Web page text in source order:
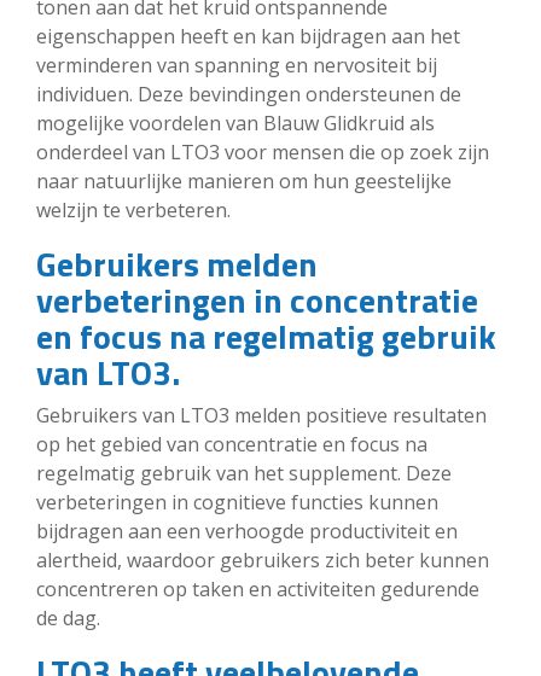
tonen aan dat het kruid ontspannende
eigenschappen heeft en kan bijdragen aan het
verminderen van spanning en nervositeit bij
individuen. Deze bevindingen ondersteunen de
mogelijke voordelen van Blauw Glidkruid als
onderdeel van LTO3 voor mensen die op zoek zijn
naar natuurlijke manieren om hun geestelijke
welzijn te verbeteren.
Gebruikers melden
verbeteringen in concentratie
en focus na regelmatig gebruik
van LTO3.
Gebruikers van LTO3 melden positieve resultaten
op het gebied van concentratie en focus na
regelmatig gebruik van het supplement. Deze
verbeteringen in cognitieve functies kunnen
bijdragen aan een verhoogde productiviteit en
alertheid, waardoor gebruikers zich beter kunnen
concentreren op taken en activiteiten gedurende
de dag.